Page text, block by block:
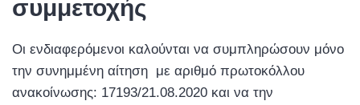
συμμετοχής
Οι ενδιαφερόμενοι καλούνται να συμπληρώσουν μόνο
την συνημμένη αίτηση με αριθμό πρωτοκόλλου
ανακοίνωσης: 17193/21.08.2020 και να την